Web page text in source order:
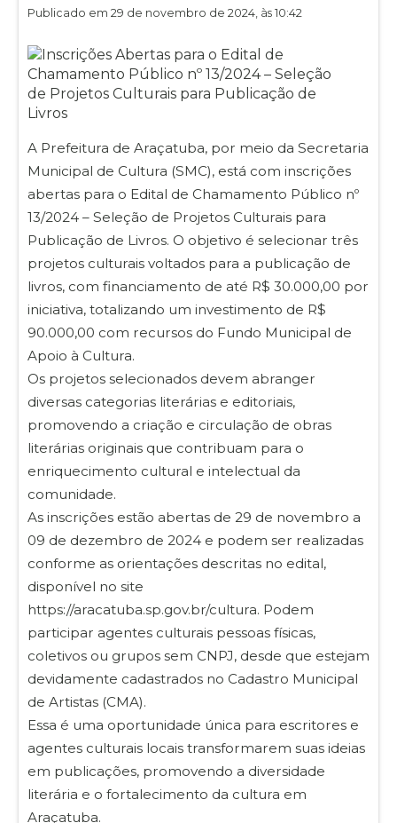
Publicado em 29 de novembro de 2024, às 10:42
A Prefeitura de Araçatuba, por meio da Secretaria
Municipal de Cultura (SMC), está com inscrições
abertas para o Edital de Chamamento Público nº
13/2024 – Seleção de Projetos Culturais para
Publicação de Livros. O objetivo é selecionar três
projetos culturais voltados para a publicação de
livros, com financiamento de até R$ 30.000,00 por
iniciativa, totalizando um investimento de R$
90.000,00 com recursos do Fundo Municipal de
Apoio à Cultura.
Os projetos selecionados devem abranger
diversas categorias literárias e editoriais,
promovendo a criação e circulação de obras
literárias originais que contribuam para o
enriquecimento cultural e intelectual da
comunidade.
As inscrições estão abertas de 29 de novembro a
09 de dezembro de 2024 e podem ser realizadas
conforme as orientações descritas no edital,
disponível no site
https://aracatuba.sp.gov.br/cultura. Podem
participar agentes culturais pessoas físicas,
coletivos ou grupos sem CNPJ, desde que estejam
devidamente cadastrados no Cadastro Municipal
de Artistas (CMA).
Essa é uma oportunidade única para escritores e
agentes culturais locais transformarem suas ideias
em publicações, promovendo a diversidade
literária e o fortalecimento da cultura em
Araçatuba.